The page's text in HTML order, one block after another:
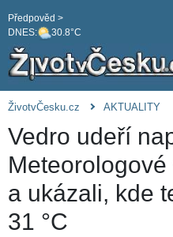
DNES: 30.8°C
Předpověd >
ŽivotvČesku.cz AKTUALITY
Vedro udeří
a ukázali, kde
31 °C